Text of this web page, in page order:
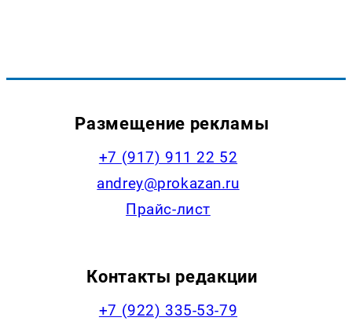
Размещение рекламы
+7 (917) 911 22 52
andrey@prokazan.ru
Прайс-лист
Контакты редакции
+7 (922) 335-53-79